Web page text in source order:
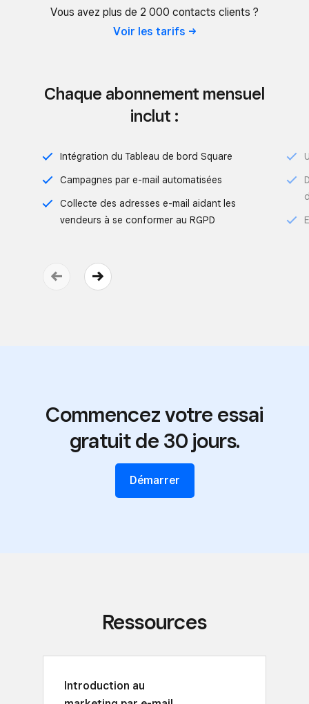
Vous avez plus de 2 000 contacts clients ?
Voir les tarifs
Chaque abonnement mensuel
inclut :
Intégration du Tableau de bord Square
Campagnes par e-mail automatisées
Collecte des adresses e-mail aidant les
vendeurs à se conformer au RGPD
Commencez votre essai
gratuit de 30 jours.
Démarrer
Ressources
Introduction au